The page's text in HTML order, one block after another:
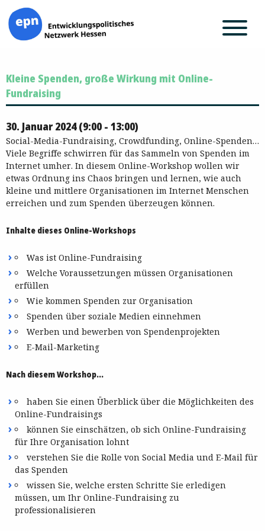
Inhalt
springen
Kleine Spenden, große Wirkung mit Online-
Fundraising
30. Januar 2024 (9:00 - 13:00)
Social-Media-Fundraising, Crowdfunding, Online-Spenden…
Viele Begriffe schwirren für das Sammeln von Spenden im
Internet umher. In diesem Online-Workshop wollen wir
etwas Ordnung ins Chaos bringen und lernen, wie auch
kleine und mittlere Organisationen im Internet Menschen
erreichen und zum Spenden überzeugen können.
Inhalte dieses Online-Workshops
Was ist Online-Fundraising
Welche Voraussetzungen müssen Organisationen
erfüllen
Wie kommen Spenden zur Organisation
Spenden über soziale Medien einnehmen
Werben und bewerben von Spendenprojekten
E-Mail-Marketing
Nach diesem Workshop…
haben Sie einen Überblick über die Möglichkeiten des
Online-Fundraisings
können Sie einschätzen, ob sich Online-Fundraising
für Ihre Organisation lohnt
verstehen Sie die Rolle von Social Media und E-Mail für
das Spenden
wissen Sie, welche ersten Schritte Sie erledigen
müssen, um Ihr Online-Fundraising zu
professionalisieren